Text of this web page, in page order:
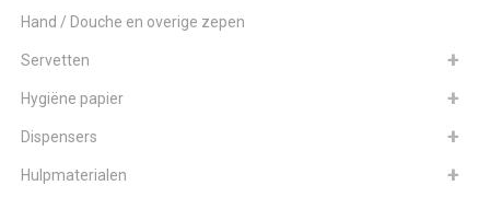
Hand / Douche en overige zepen
Servetten
Hygiëne papier
Dispensers
Hulpmaterialen